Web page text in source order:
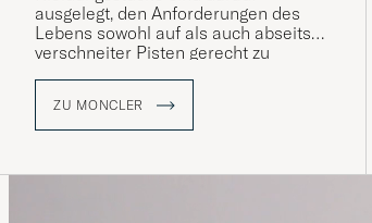
ausgelegt, den Anforderungen des
Lebens sowohl auf als auch abseits
verschneiter Pisten gerecht zu
Stadtbewohner an. Care of Carl ist ein
autorisierter Händler von Moncler
Auswahl der ikonischen Produkte der
ZU MONCLER